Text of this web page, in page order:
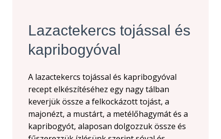
Lazactekercs tojással és
kapribogyóval
A lazactekercs tojással és kapribogyóval
recept elkészítéséhez egy nagy tálban
keverjük össze a felkockázott tojást, a
majonézt, a mustárt, a metélőhagymát és a
kapribogyót, alaposan dolgozzuk össze és